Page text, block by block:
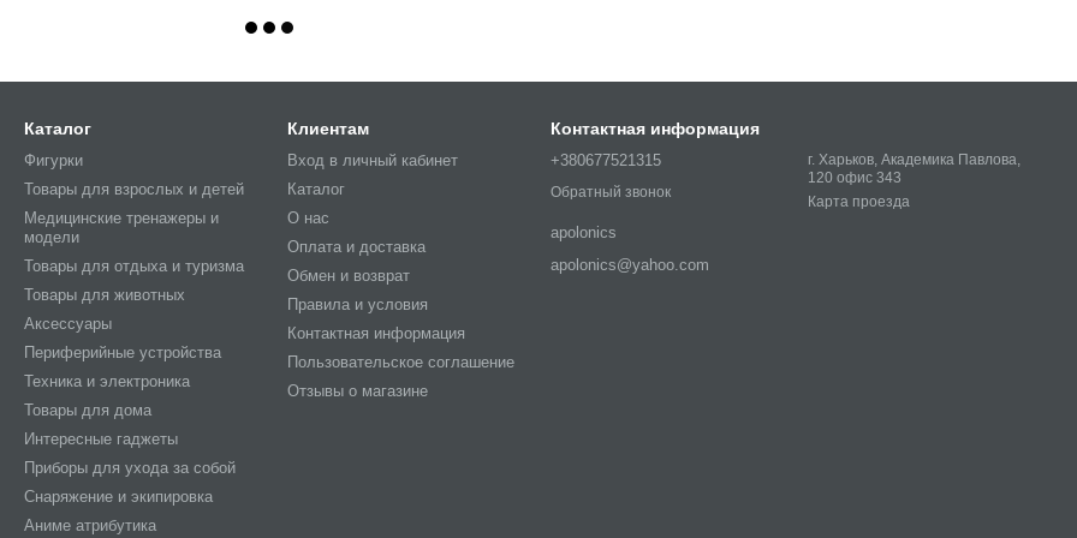
Каталог
Фигурки
Товары для взрослых и детей
Медицинские тренажеры и
модели
Товары для отдыха и туризма
Товары для животных
Аксессуары
Периферийные устройства
Техника и электроника
Товары для дома
Интересные гаджеты
Приборы для ухода за собой
Снаряжение и экипировка
Аниме атрибутика
Клиентам
Вход в личный кабинет
Каталог
О нас
Оплата и доставка
Обмен и возврат
Правила и условия
Контактная информация
Пользовательское соглашение
Отзывы о магазине
Контактная информация
+380677521315
Обратный звонок
apolonics
apolonics@yahoo.com
г. Харьков, Академика Павлова,
120 офис 343
Карта проезда